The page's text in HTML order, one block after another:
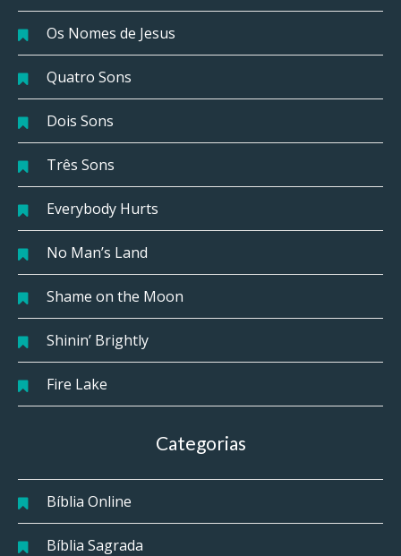
Os Nomes de Jesus
Quatro Sons
Dois Sons
Três Sons
Everybody Hurts
No Man’s Land
Shame on the Moon
Shinin’ Brightly
Fire Lake
Categorias
Bíblia Online
Bíblia Sagrada